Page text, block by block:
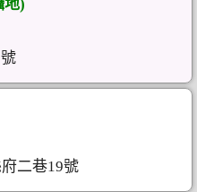
地)
二巷19號